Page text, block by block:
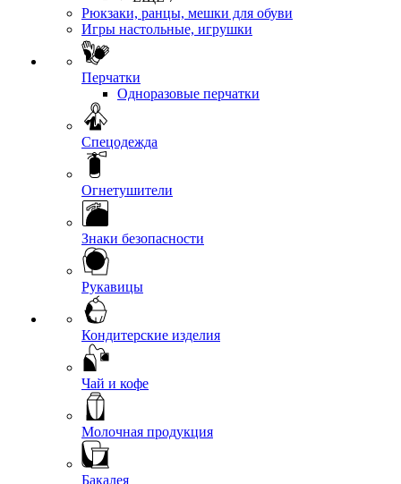
Рюкзаки, ранцы, мешки для обуви
Игры настольные, игрушки
Перчатки
Одноразовые перчатки
Спецодежда
Огнетушители
Знаки безопасности
Рукавицы
Кондитерские изделия
Чай и кофе
Молочная продукция
Бакалея